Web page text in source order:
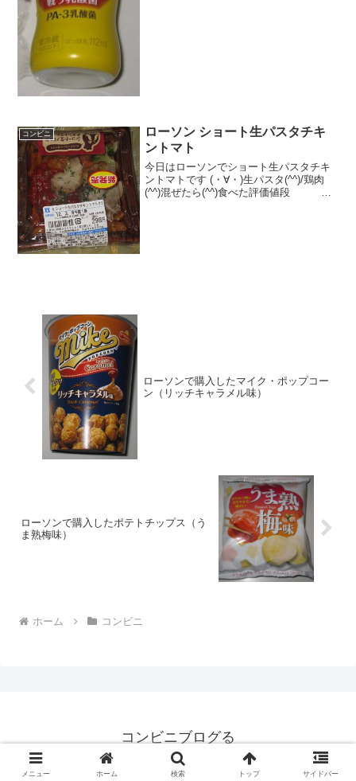
コンビニ
ローソン ショート生パスタチキ
ントマト
今日はローソンでショート生パスタチキ
ントマトです (・∀・)生パスタ(^^)/鶏肉
(^^)混ぜたら(^^)食べた評価値段 ２
ローソンで購入したマイク・ポップコー
ン（リッチキャラメル味）
ローソンで購入したポテトチップス（う
ま熟梅味）
ホーム コンビニ
コンビニブログる
© 2008 コンビニブログる.
メニュー ホーム 検索 トップ サイドバー